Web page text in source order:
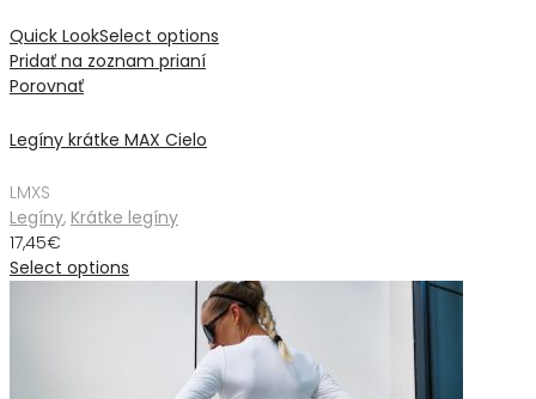
Quick LookSelect options
Pridať na zoznam prianí
Porovnať
Legíny krátke MAX Cielo
LMXS
Legíny, Krátke legíny
17,45€
Select options